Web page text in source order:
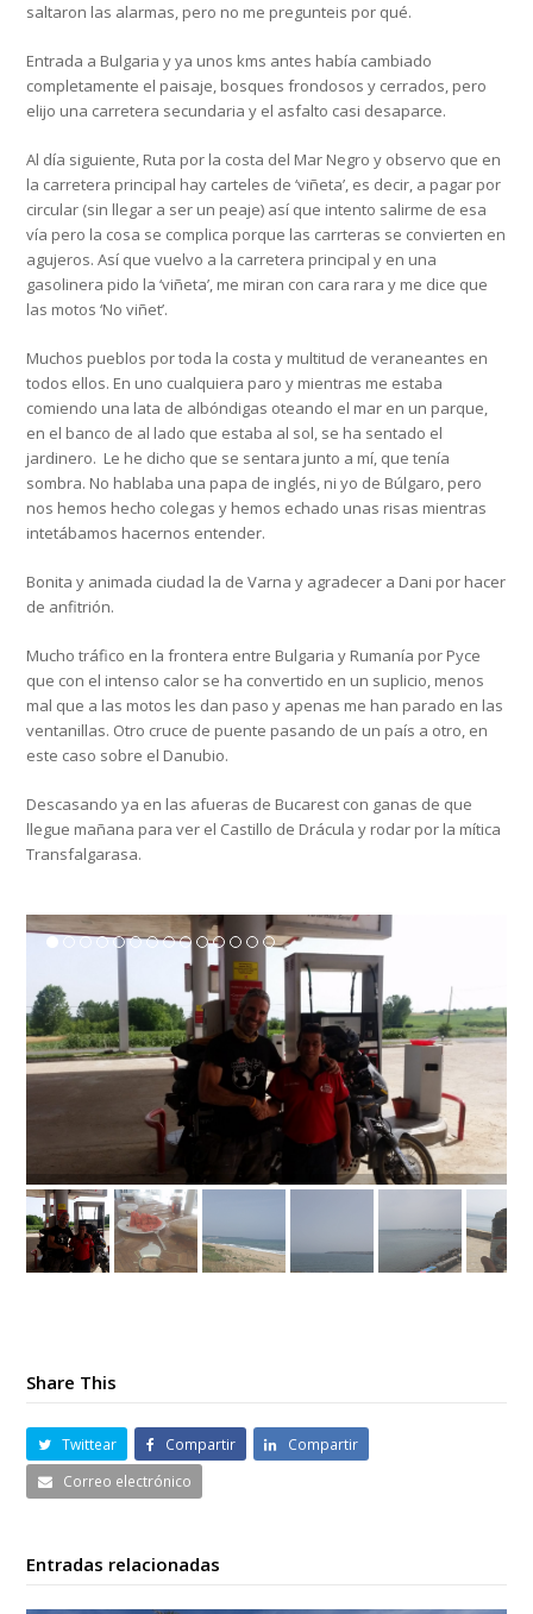
saltaron las alarmas, pero no me pregunteis por qué.
Entrada a Bulgaria y ya unos kms antes había cambiado
completamente el paisaje, bosques frondosos y cerrados, pero
elijo una carretera secundaria y el asfalto casi desaparce.
Al día siguiente, Ruta por la costa del Mar Negro y observo que en
la carretera principal hay carteles de ‘viñeta’, es decir, a pagar por
circular (sin llegar a ser un peaje) así que intento salirme de esa
vía pero la cosa se complica porque las carrteras se convierten en
agujeros. Así que vuelvo a la carretera principal y en una
gasolinera pido la ‘viñeta’, me miran con cara rara y me dice que
las motos ‘No viñet’.
Muchos pueblos por toda la costa y multitud de veraneantes en
todos ellos. En uno cualquiera paro y mientras me estaba
comiendo una lata de albóndigas oteando el mar en un parque,
en el banco de al lado que estaba al sol, se ha sentado el
jardinero. Le he dicho que se sentara junto a mí, que tenía
sombra. No hablaba una papa de inglés, ni yo de Búlgaro, pero
nos hemos hecho colegas y hemos echado unas risas mientras
intetábamos hacernos entender.
Bonita y animada ciudad la de Varna y agradecer a Dani por hacer
de anfitrión.
Mucho tráfico en la frontera entre Bulgaria y Rumanía por Pyce
que con el intenso calor se ha convertido en un suplicio, menos
mal que a las motos les dan paso y apenas me han parado en las
ventanillas. Otro cruce de puente pasando de un país a otro, en
este caso sobre el Danubio.
Descasando ya en las afueras de Bucarest con ganas de que
llegue mañana para ver el Castillo de Drácula y rodar por la mítica
Transfalgarasa.
Share This
Twittear Compartir
Compartir
Correo electrónico
Entradas relacionadas